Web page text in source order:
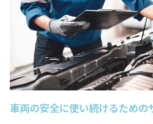
車両の安全に使い続けるための